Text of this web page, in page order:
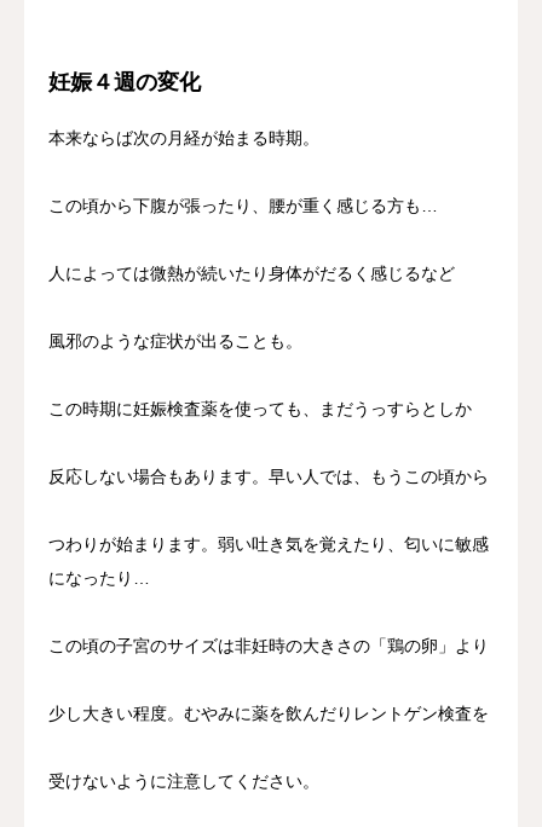
妊娠４週の変化
本来ならば次の月経が始まる時期。
この頃から下腹が張ったり、腰が重く感じる方も…
人によっては微熱が続いたり身体がだるく感じるなど
風邪のような症状が出ることも。
この時期に妊娠検査薬を使っても、まだうっすらとしか
反応しない場合もあります。早い人では、もうこの頃から
つわりが始まります。弱い吐き気を覚えたり、匂いに敏感
になったり…
この頃の子宮のサイズは非妊時の大きさの「鶏の卵」より
少し大きい程度。むやみに薬を飲んだりレントゲン検査を
受けないように注意してください。